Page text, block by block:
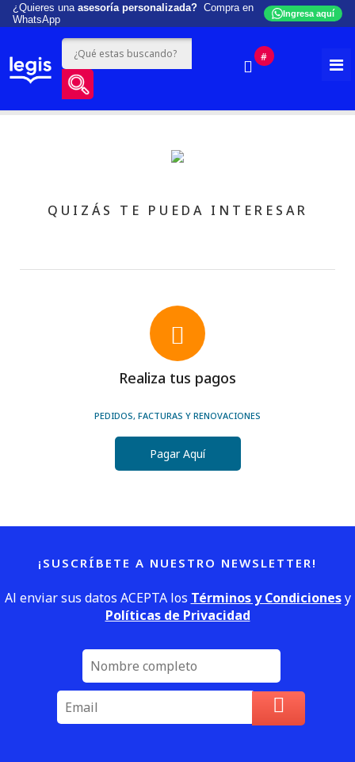
¿Quieres una asesoría personalizada? Compra en
WhatsApp
Ingresa aquí
#
QUIZÁS TE PUEDA INTERESAR
Realiza tus pagos
PEDIDOS, FACTURAS Y RENOVACIONES
Pagar Aquí
¡SUSCRÍBETE A NUESTRO NEWSLETTER!
Al enviar sus datos ACEPTA los Términos y Condicionesy
Políticas de Privacidad